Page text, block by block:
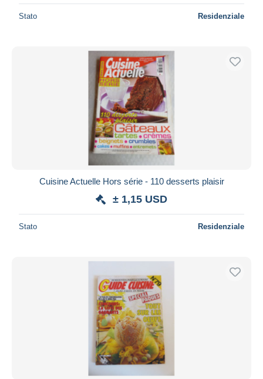
Stato Residenziale
Cuisine Actuelle Hors série - 110 desserts plaisir
± 1,15 USD
Stato Residenziale